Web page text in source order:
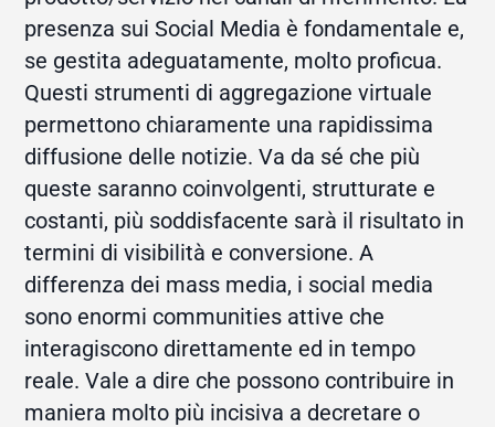
presenza sui Social Media è fondamentale e,
se gestita adeguatamente, molto proficua.
Questi strumenti di aggregazione virtuale
permettono chiaramente una rapidissima
diffusione delle notizie. Va da sé che più
queste saranno coinvolgenti, strutturate e
costanti, più soddisfacente sarà il risultato in
termini di visibilità e conversione. A
differenza dei mass media, i social media
sono enormi communities attive che
interagiscono direttamente ed in tempo
reale. Vale a dire che possono contribuire in
maniera molto più incisiva a decretare o